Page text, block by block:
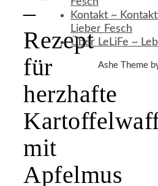
–
Rezept
für
herzhafte
mit
Apfelmus
Kontakt ~
Lieber Fesch
Über LeLiFe ~
Ashe Theme